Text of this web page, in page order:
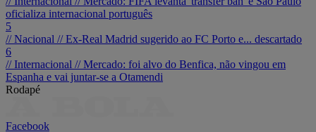
oficializa internacional português
5
// Nacional //Ex-Real Madrid sugerido ao FC Porto e... descartado
6
// Internacional //Mercado: foi alvo do Benfica, não vingou em
Espanha e vai juntar-se a Otamendi
Rodapé
Facebook